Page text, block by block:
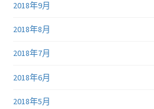
2018年9月
2018年8月
2018年7月
2018年6月
2018年5月